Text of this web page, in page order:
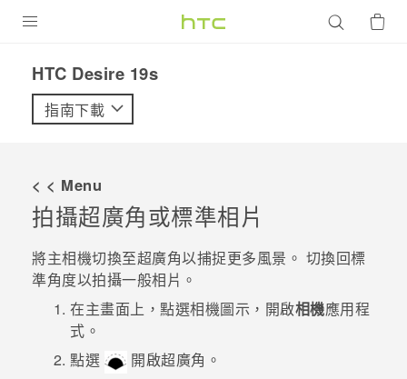
VIVE
配件
優惠專區
焦點訊息
校園專案
銷售通路
支援服務
‎HTC Desire 19s‎
指南下載
< < Menu
拍攝超廣角或標準相片
將主相機切換至超廣角以捕捉更多風景。 切換回標
準角度以拍攝一般相片。
在主畫面上，點選相機圖示，開啟相機應用程
式。
點選
開啟超廣角。